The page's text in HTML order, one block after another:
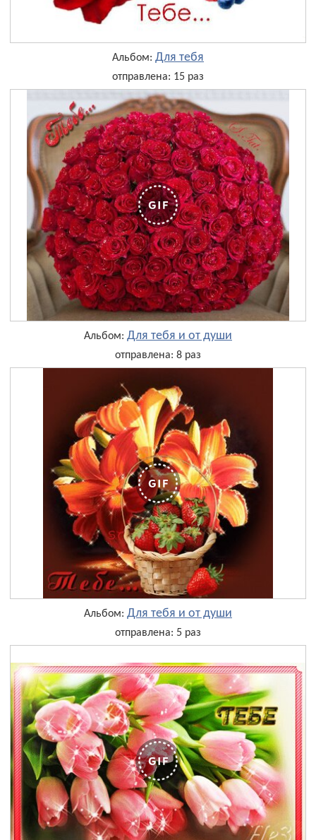
Альбом: Для тебя
отправлена: 15 раз
Альбом: Для тебя и от души
отправлена: 8 раз
Альбом: Для тебя и от души
отправлена: 5 раз